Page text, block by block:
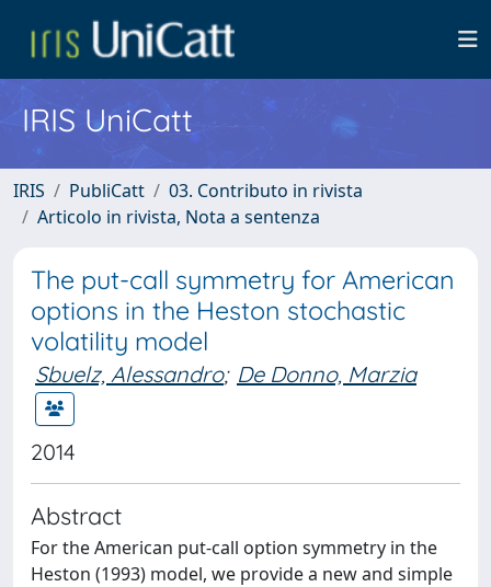
IRIS UniCatt
IRIS PubliCatt
03. Contributo in rivista
Articolo in rivista, Nota a sentenza
The put-call symmetry for American
options in the Heston stochastic
volatility model
Sbuelz, Alessandro; De Donno, Marzia
2014
Abstract
For the American put-call option symmetry in the
Heston (1993) model, we provide a new and simple